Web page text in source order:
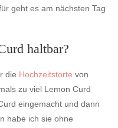
geht es am nächsten Tag
haltbar?
die Hochzeitstorte von
zu viel Lemon Curd
eingemacht und dann
habe ich sie ohne